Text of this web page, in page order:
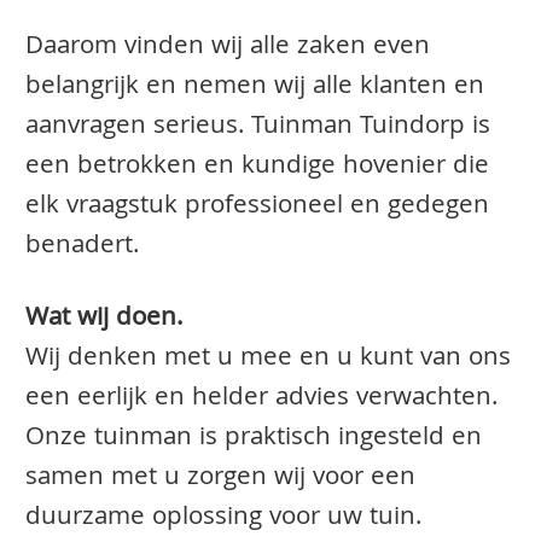
Daarom vinden wij alle zaken even
belangrijk en nemen wij alle klanten en
aanvragen serieus. Tuinman Tuindorp is
een betrokken en kundige hovenier die
elk vraagstuk professioneel en gedegen
benadert.
Wat wij doen.
Wij denken met u mee en u kunt van ons
een eerlijk en helder advies verwachten.
Onze tuinman is praktisch ingesteld en
samen met u zorgen wij voor een
duurzame oplossing voor uw tuin.